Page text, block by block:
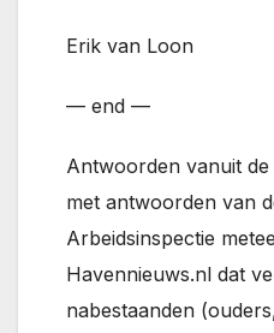
Erik van Loon
— end —
Antwoorden vanuit
met antwoorden van
Arbeidsinspectie
Havennieuws.nl dat
nabestaanden